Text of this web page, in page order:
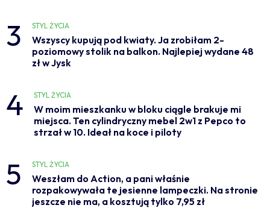
3 STYL ŻYCIA
Wszyscy kupują pod kwiaty. Ja zrobiłam 2-
poziomowy stolik na balkon. Najlepiej wydane 48
zł w Jysk
4 STYL ŻYCIA
W moim mieszkanku w bloku ciągle brakuje mi
miejsca. Ten cylindryczny mebel 2w1 z Pepco to
strzał w 10. Ideał na koce i piloty
5 STYL ŻYCIA
Weszłam do Action, a pani właśnie
rozpakowywała te jesienne lampeczki. Na stronie
jeszcze nie ma, a kosztują tylko 7,95 zł